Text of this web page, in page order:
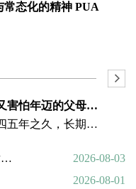
常态化的精神 PUA
想举报查处邪教据点，又害怕年迈的父母心理难以承受
我的父母深陷邪教已经四五年之久，长期的洗脑已经深深困住他们的思想。昨日我回到老家，看见年迈双亲憔悴疲惫的模样，内心万分揪心难受。
信全能神邪教要将儿子带娘家发展成信徒
2026-08-03
2026-08-01